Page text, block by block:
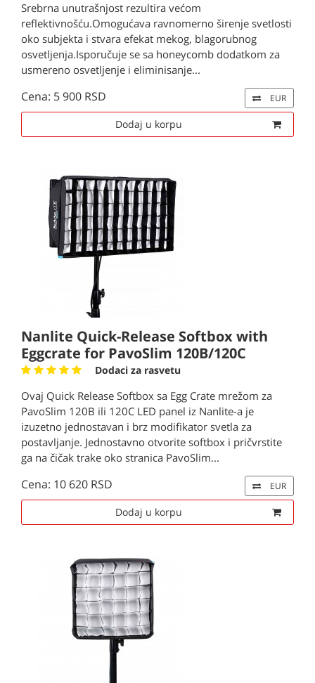
Srebrna unutrašnjost rezultira većom
reflektivnošću.Omogućava ravnomerno širenje svetlosti
oko subjekta i stvara efekat mekog, blagorubnog
osvetljenja.Isporučuje se sa honeycomb dodatkom za
usmereno osvetljenje i eliminisanje...
Cena: 5 900 RSD EUR
Dodaj u korpu
Nanlite Quick-Release Softbox with
Eggcrate for PavoSlim 120B/120C
Dodaci za rasvetu
Ovaj Quick Release Softbox sa Egg Crate mrežom za
PavoSlim 120B ili 120C LED panel iz Nanlite-a je
izuzetno jednostavan i brz modifikator svetla za
postavljanje. Jednostavno otvorite softbox i pričvrstite
ga na čičak trake oko stranica PavoSlim...
Cena: 10 620 RSD EUR
Dodaj u korpu